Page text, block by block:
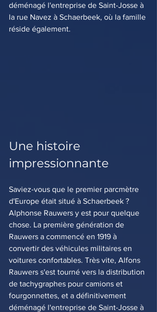
déménagé l'entreprise de Saint-Josse à
la rue Navez à Schaerbeek, où la famille
réside également.
Une histoire
impressionnante
Saviez-vous que le premier parcmètre
d'Europe était situé à Schaerbeek ?
Alphonse Rauwers y est pour quelque
chose. La première génération de
Rauwers a commencé en 1919 à
convertir des véhicules militaires en
voitures confortables. Très vite, Alfons
Rauwers s'est tourné vers la distribution
de tachygraphes pour camions et
fourgonnettes, et a définitivement
déménagé l'entreprise de Saint-Josse à